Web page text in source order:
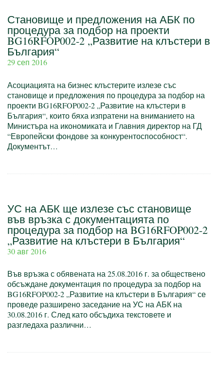
Становище и предложения на АБК по
процедура за подбор на проекти
BG16RFOP002-2 „Развитие на клъстери в
България“
29 сеп 2016
Асоциацията на бизнес клъстерите излезе със
становище и предложения по процедура за подбор на
проекти BG16RFOP002-2 „Развитие на клъстери в
България“, които бяха изпратени на вниманието на
Министъра на икономиката и Главния директор на ГД
“Европейски фондове за конкурентоспособност“.
Документът…
УС на АБК ще излезе със становище
във връзка с документацията по
процедура за подбор на BG16RFOP002-2
„Развитие на клъстери в България“
30 авг 2016
Във връзка с обявената на 25.08.2016 г. за обществено
обсъждане документация по процедура за подбор на
BG16RFOP002-2 „Развитие на клъстери в България“ се
проведе разширено заседание на УС на АБК на
30.08.2016 г. След като обсъдиха текстовете и
разгледаха различни…